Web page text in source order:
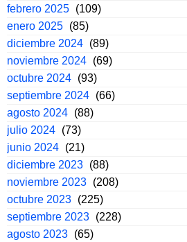
febrero 2025 (109)
enero 2025 (85)
diciembre 2024 (89)
noviembre 2024 (69)
octubre 2024 (93)
septiembre 2024 (66)
agosto 2024 (88)
julio 2024 (73)
junio 2024 (21)
diciembre 2023 (88)
noviembre 2023 (208)
octubre 2023 (225)
septiembre 2023 (228)
agosto 2023 (65)